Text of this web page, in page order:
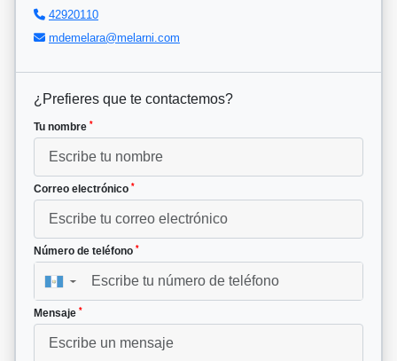
42920110
mdemelara@melarni.com
¿Prefieres que te contactemos?
Tu nombre *
Correo electrónico *
Número de teléfono *
▼
Mensaje *